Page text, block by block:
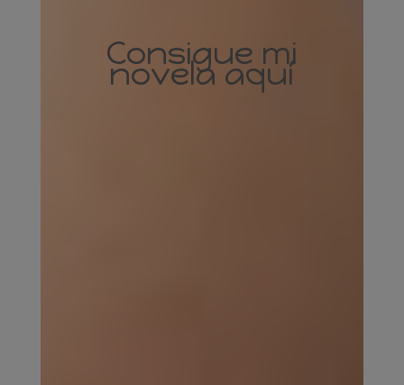
Consigue mi
novela aquí